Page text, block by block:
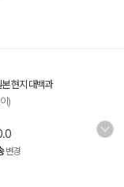
본 현지 대백과
)
변경